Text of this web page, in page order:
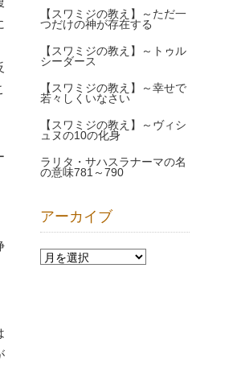
【スワミジの教え】～ただ一
つだけの神が存在する
【スワミジの教え】～トゥル
シーダース
【スワミジの教え】～幸せで
若々しくいなさい
【スワミジの教え】～ヴィシ
ュヌの10の化身
ラリタ・サハスラナーマの名
の意味781～790
アーカイブ